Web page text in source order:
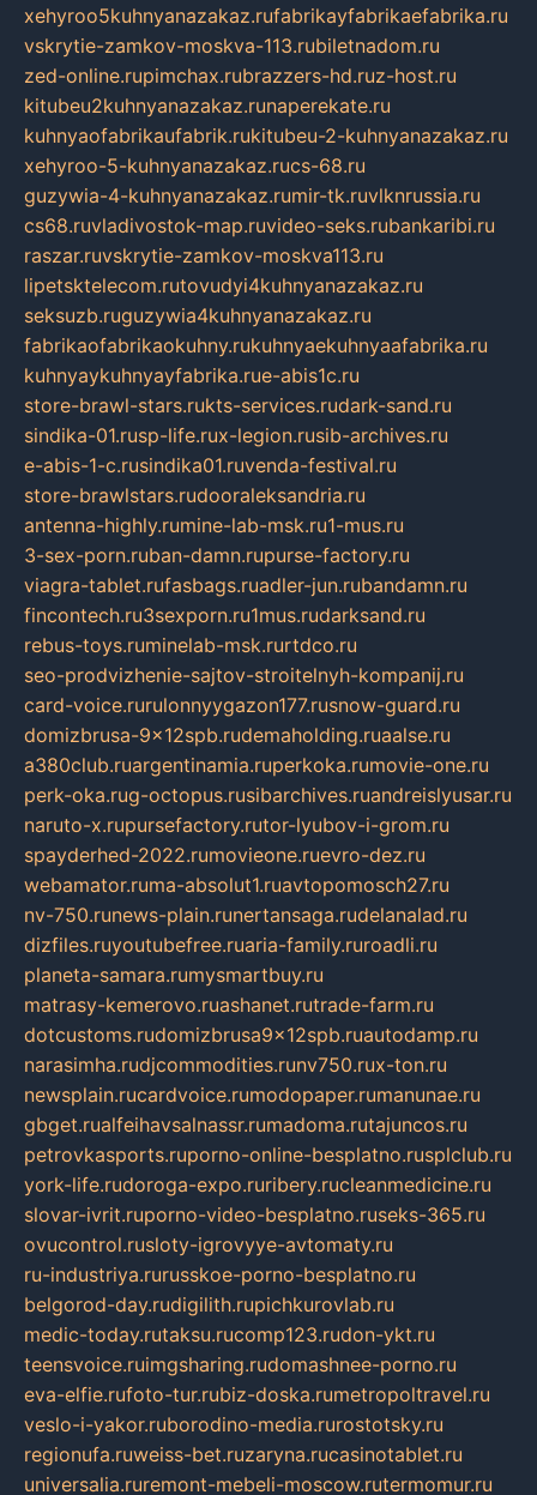
xehyroo5kuhnyanazakaz.rufabrikayfabrikaefabrika.ru
vskrytie-zamkov-moskva-113.rubiletnadom.ru
zed-online.rupimchax.rubrazzers-hd.ruz-host.ru
kitubeu2kuhnyanazakaz.runaperekate.ru
kuhnyaofabrikaufabrik.rukitubeu-2-kuhnyanazakaz.ru
xehyroo-5-kuhnyanazakaz.rucs-68.ru
guzywia-4-kuhnyanazakaz.rumir-tk.ruvlknrussia.ru
cs68.ruvladivostok-map.ruvideo-seks.rubankaribi.ru
raszar.ruvskrytie-zamkov-moskva113.ru
lipetsktelecom.rutovudyi4kuhnyanazakaz.ru
seksuzb.ruguzywia4kuhnyanazakaz.ru
fabrikaofabrikaokuhny.rukuhnyaekuhnyaafabrika.ru
kuhnyaykuhnyayfabrika.rue-abis1c.ru
store-brawl-stars.rukts-services.rudark-sand.ru
sindika-01.rusp-life.rux-legion.rusib-archives.ru
e-abis-1-c.rusindika01.ruvenda-festival.ru
store-brawlstars.rudooraleksandria.ru
antenna-highly.rumine-lab-msk.ru1-mus.ru
3-sex-porn.ruban-damn.rupurse-factory.ru
viagra-tablet.rufasbags.ruadler-jun.rubandamn.ru
fincontech.ru3sexporn.ru1mus.rudarksand.ru
rebus-toys.ruminelab-msk.rurtdco.ru
seo-prodvizhenie-sajtov-stroitelnyh-kompanij.ru
card-voice.rurulonnyygazon177.rusnow-guard.ru
domizbrusa-9x12spb.rudemaholding.ruaalse.ru
a380club.ruargentinamia.ruperkoka.rumovie-one.ru
perk-oka.rug-octopus.rusibarchives.ruandreislyusar.ru
naruto-x.rupursefactory.rutor-lyubov-i-grom.ru
spayderhed-2022.rumovieone.ruevro-dez.ru
webamator.ruma-absolut1.ruavtopomosch27.ru
nv-750.runews-plain.runertansaga.rudelanalad.ru
dizfiles.ruyoutubefree.ruaria-family.ruroadli.ru
planeta-samara.rumysmartbuy.ru
matrasy-kemerovo.ruashanet.rutrade-farm.ru
dotcustoms.rudomizbrusa9x12spb.ruautodamp.ru
narasimha.rudjcommodities.runv750.rux-ton.ru
newsplain.rucardvoice.rumodopaper.rumanunae.ru
gbget.rualfeihavsalnassr.rumadoma.rutajuncos.ru
petrovkasports.ruporno-online-besplatno.rusplclub.ru
york-life.rudoroga-expo.ruribery.rucleanmedicine.ru
slovar-ivrit.ruporno-video-besplatno.ruseks-365.ru
ovucontrol.rusloty-igrovyye-avtomaty.ru
ru-industriya.rurusskoe-porno-besplatno.ru
belgorod-day.rudigilith.rupichkurovlab.ru
medic-today.rutaksu.rucomp123.rudon-ykt.ru
teensvoice.ruimgsharing.rudomashnee-porno.ru
eva-elfie.rufoto-tur.rubiz-doska.rumetropoltravel.ru
veslo-i-yakor.ruborodino-media.rurostotsky.ru
regionufa.ruweiss-bet.ruzaryna.rucasinotablet.ru
universalia.ruremont-mebeli-moscow.rutermomur.ru